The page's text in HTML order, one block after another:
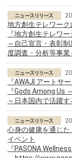
地方創生テレワー
『地方創生テレワ
～自己宣言・表彰
度調査・分析等事業
『AWAJI アートサ
『Gods Among Us
～日本国内で活躍
心身の健康を通じ
イベント
『PASONA